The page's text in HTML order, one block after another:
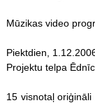
Mūzikas video
Piektdien,
Projektu telpa
15 visnotaļ